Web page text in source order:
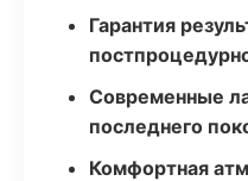
Гарантия
Современные
последнего
Комфортная